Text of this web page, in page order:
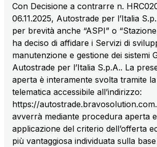
Tecne
Autostrade per l'Italia Group's
Amplia
Italy's leading company in the
complex infrastructures
Elgea
Production and sale of energy from
sources
camera to download the App
Find out more
Con Decisione a contrarre n.
06.11.2025, Autostrade per l’Italia
per brevità anche “ASPI” o
ha deciso di affidare i Servizi di
manutenzione e gestione dei sistemi
Autostrade per l’Italia S.p.A.. La
aperta è interamente svolta tramite
telematica accessibile all’indirizzo:
https://autostrade.bravosolution.com.
avverrà mediante procedura aperta
applicazione del criterio dell’offerta
più vantaggiosa individuata sulla